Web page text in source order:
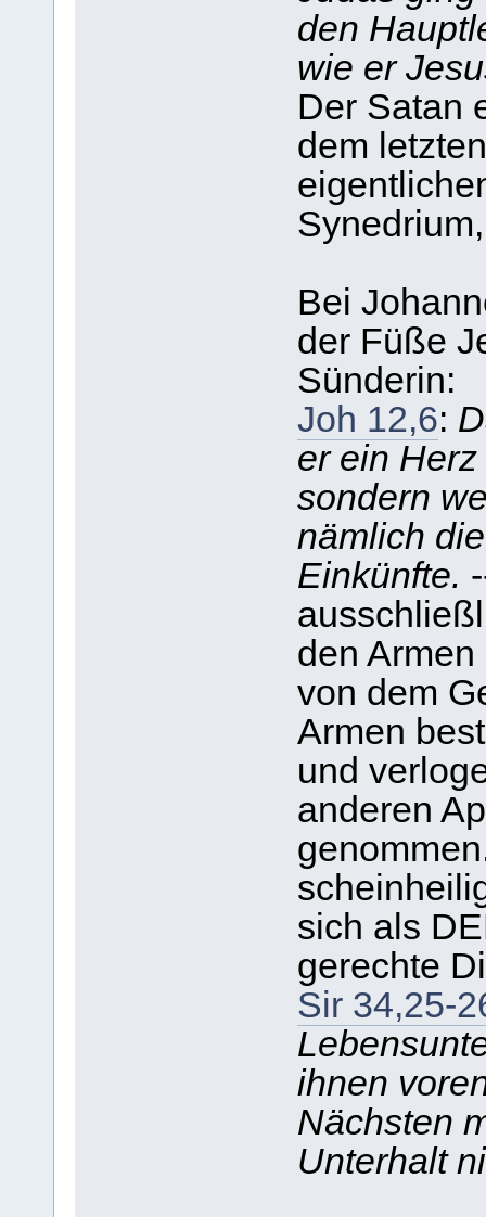
den
wie er
Der Satan
dem
Bei
der Füße
Sünderin:
Joh 12,6:
er ein
sondern
nämlich
Einkünfte.
den
von dem
Armen
und
anderen
sich als
gerechte
Sir 34,25-
ihnen
Nächsten
Unterhalt